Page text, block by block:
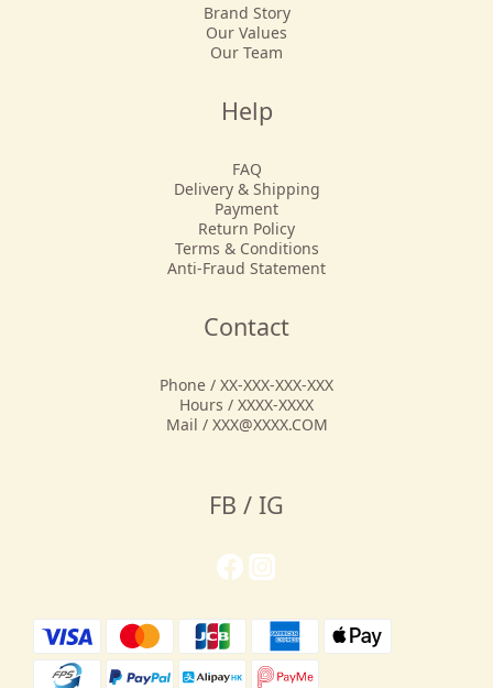
Brand Story
Our Values
Our Team
Help
FAQ
Delivery & Shipping
Payment
Return Policy
Terms & Conditions
Anti-Fraud Statement
Contact
Phone / XX-XXX-XXX-XXX
Hours / XXXX-XXXX
Mail / XXX@XXXX.COM
FB / IG